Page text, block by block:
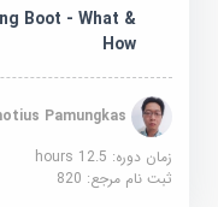
Boot - What &
How
Timotius Pamungkas
زمان دوره: 12.5 hours
ثبت نام مرجع:820